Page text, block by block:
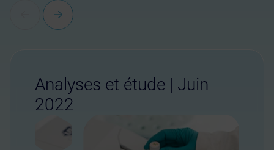
Analyses et étude | Juin
2022